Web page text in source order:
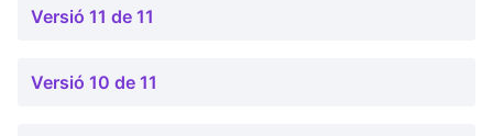
Versió 11 de 11
Versió 10 de 11